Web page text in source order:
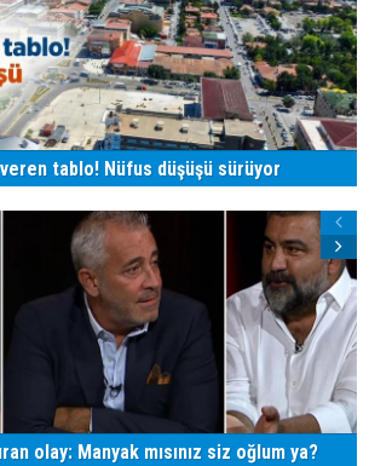
tablo! Nüfus düşüşü sürüyor
olay: Manyak mısınız siz oğlum ya?